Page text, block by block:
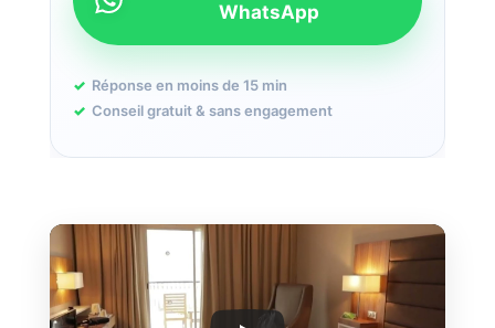
WhatsApp
Réponse en moins de 15 min
Conseil gratuit & sans engagement